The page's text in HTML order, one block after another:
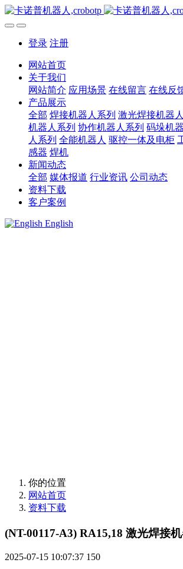
登录 注册
网站首页
关于我们
网站简介 应用场景 在线留言 在线反
产品展示
全部 焊接机器人系列 激光焊接机器
机器人系列 协作机器人系列 码垛机
人系列 全能机器人 驱控一体及电柜
感器 焊机
新闻动态
全部 媒体报道 行业资讯 公司动态
资料下载
客户案例
English
你的位置
网站首页
资料下载
(NT-00117-A3) RA15,18 激光焊接
2025-07-15 10:07:37 150